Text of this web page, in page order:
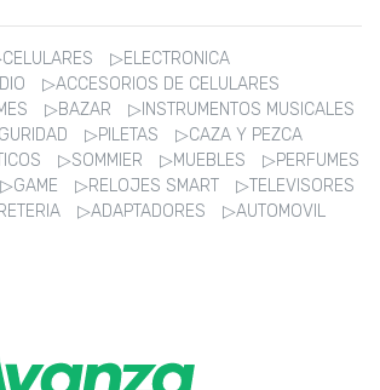
▷ELECTRONICA
▷ACCESORIOS DE CELULARES
▷BAZAR
▷INSTRUMENTOS MUSICALES
▷PILETAS
▷CAZA Y PEZCA
▷SOMMIER ▷MUEBLES
▷PERFUMES
▷GAME ▷RELOJES SMART
▷TELEVISORES
▷ADAPTADORES
▷AUTOMOVIL